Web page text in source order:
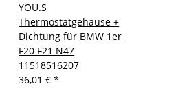
YOU.S
Thermostatgehäuse +
Dichtung für BMW 1er
F20 F21 N47
11518516207
36,01 €*